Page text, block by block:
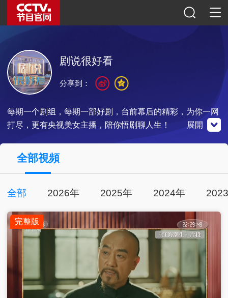
剧说很好看
每期一个剧组，每期一部好剧，台前幕后的精彩，为你一网
打尽，更有央视美女主播，陪你悟剧聊人生！
央視影音
點擊下載
展開
分享到：
全部視頻
全部 2026年 2025年 2024年
完整版